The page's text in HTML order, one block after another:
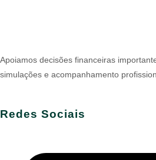
Apoiamos decisões financeiras
simulações e acompanhamento
Redes Sociais